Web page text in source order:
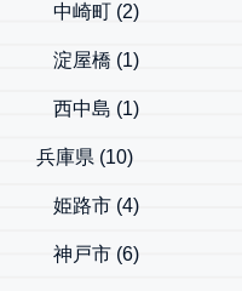
中崎町 (2)
淀屋橋 (1)
西中島 (1)
兵庫県 (10)
姫路市 (4)
神戸市 (6)